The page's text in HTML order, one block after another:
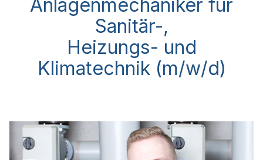
Anlagenmechaniker für
Sanitär-,
Heizungs- und
Klimatechnik (m/w/d)